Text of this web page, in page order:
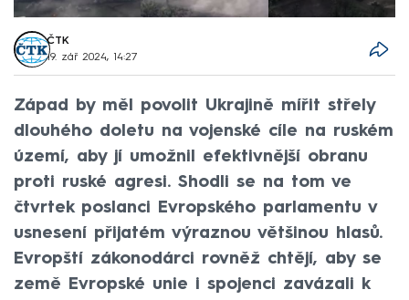
ČTK
19. zář 2024, 14:27
Západ by měl povolit Ukrajině mířit střely
dlouhého doletu na vojenské cíle na ruském
území, aby jí umožnil efektivnější obranu
proti ruské agresi. Shodli se na tom ve
čtvrtek poslanci Evropského parlamentu v
usnesení přijatém výraznou většinou hlasů.
Evropští zákonodárci rovněž chtějí, aby se
země Evropské unie i spojenci zavázali k